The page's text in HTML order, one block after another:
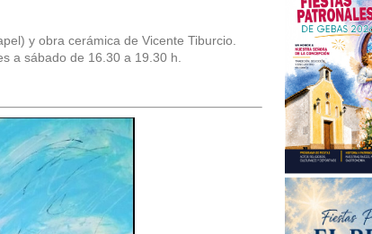
y obra cerámica de Vicente Tiburcio.
a sábado de 16.30 a 19.30 h.